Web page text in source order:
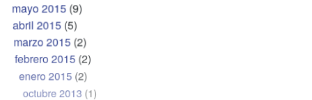
mayo 2015(9)
abril 2015(5)
marzo 2015(2)
febrero 2015(2)
enero 2015(2)
octubre 2013(1)